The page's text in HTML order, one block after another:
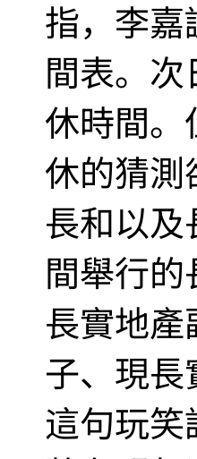
指，李
間表。
休時間
休的猜
長和以
間舉行
長實地
子、現
這句玩